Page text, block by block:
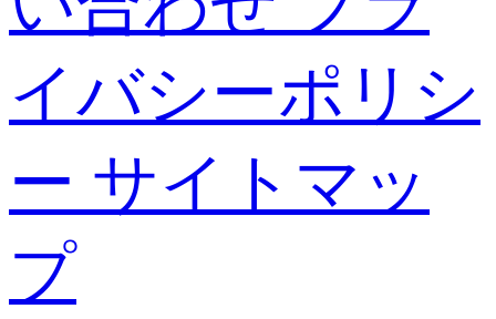
イバシーポリシ
ー サイトマッ
プ